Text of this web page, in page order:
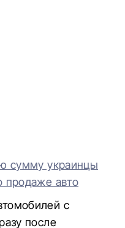
сумму украинцы
продаже авто
с
после